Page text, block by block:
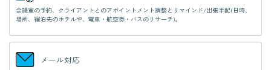
会議室の予約、クライアントとのアポイントメント調整とリマインド/出張手配(日時、
場所、宿泊先のホテルや、電車・航空券・バスのリサーチ)。
メール対応